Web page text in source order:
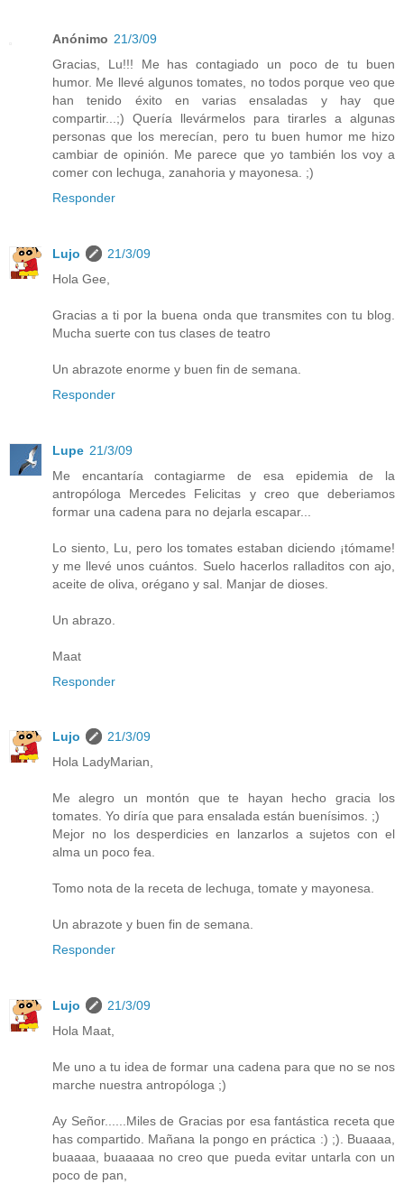
Anónimo 21/3/09
Gracias, Lu!!! Me has contagiado un poco de tu buen
humor. Me llevé algunos tomates, no todos porque veo que
han tenido éxito en varias ensaladas y hay que
compartir...;) Quería llevármelos para tirarles a algunas
personas que los merecían, pero tu buen humor me hizo
cambiar de opinión. Me parece que yo también los voy a
comer con lechuga, zanahoria y mayonesa. ;)
Responder
Lujo
21/3/09
Hola Gee,
Gracias a ti por la buena onda que transmites con tu blog.
Mucha suerte con tus clases de teatro
Un abrazote enorme y buen fin de semana.
Responder
Lupe 21/3/09
Me encantaría contagiarme de esa epidemia de la
antropóloga Mercedes Felicitas y creo que deberiamos
formar una cadena para no dejarla escapar...
Lo siento, Lu, pero los tomates estaban diciendo ¡tómame!
y me llevé unos cuántos. Suelo hacerlos ralladitos con ajo,
aceite de oliva, orégano y sal. Manjar de dioses.
Un abrazo.
Maat
Responder
Lujo
21/3/09
Hola LadyMarian,
Me alegro un montón que te hayan hecho gracia los
tomates. Yo diría que para ensalada están buenísimos. ;)
Mejor no los desperdicies en lanzarlos a sujetos con el
alma un poco fea.
Tomo nota de la receta de lechuga, tomate y mayonesa.
Un abrazote y buen fin de semana.
Responder
Lujo
21/3/09
Hola Maat,
Me uno a tu idea de formar una cadena para que no se nos
marche nuestra antropóloga ;)
Ay Señor......Miles de Gracias por esa fantástica receta que
has compartido. Mañana la pongo en práctica :) ;). Buaaaa,
buaaaa, buaaaaa no creo que pueda evitar untarla con un
poco de pan,